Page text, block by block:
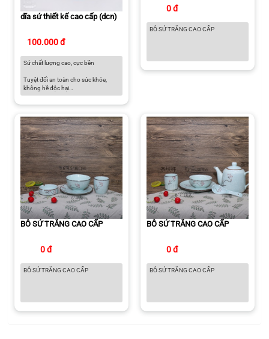
dĩa sứ thiết kế cao cấp (dcn)
100.000 đ
Sứ chất lượng cao, cực bền
Tuyệt đối an toàn cho sức khỏe,
không hề độc hại
Có thể sử dụng trong lò vi sóng, lò
Màu sắc thanh lịch dành cho căn
bếp hiện đại
0 đ
BÔ SỨ TRẮNG CAO CẤP
BÔ SỨ TRẮNG CAO CẤP
0 đ
BÔ SỨ TRẮNG CAO CẤP
BÔ SỨ TRẮNG CAO CẤP
0 đ
BÔ SỨ TRẮNG CAO CẤP